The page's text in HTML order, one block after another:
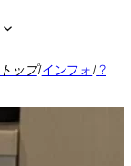
トップ/インフォ/?